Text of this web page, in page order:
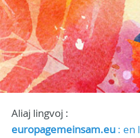
Aliaj lingvoj :
europagemeinsam.eu: en